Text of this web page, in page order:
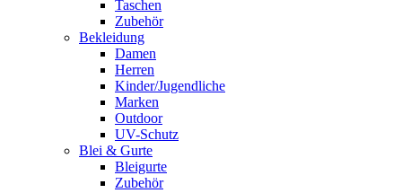
Taschen
Zubehör
Bekleidung
Damen
Herren
Kinder/Jugendliche
Marken
Outdoor
UV-Schutz
Blei & Gurte
Bleigurte
Zubehör